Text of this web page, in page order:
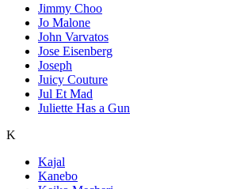
Jimmy Choo
Jo Malone
John Varvatos
Jose Eisenberg
Joseph
Juicy Couture
Jul Et Mad
Juliette Has a Gun
K
Kajal
Kanebo